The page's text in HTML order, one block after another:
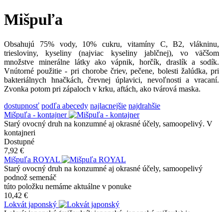
Mišpuľa
Obsahujú 75% vody, 10% cukru, vitamíny C, B2, vlákninu,
triesloviny, kyseliny (najviac kyseliny jablčnej), vo väčšom
množstve minerálne látky ako vápnik, horčík, draslík a sodík.
Vnútorné použitie - pri chorobe čriev, pečene, bolesti žalúdka, pri
bakteriálnych hnačkách, črevnej úplavici, nevoľnosti a vracaní.
Zvonka potom pri zápaloch v krku, aftách, ako tvárová maska.
dostupnosť podľa abecedy najlacnejšie najdrahšie
Mišpuľa - kontajner
Starý ovocný druh na konzumné aj okrasné účely, samoopelivý. V
kontajneri
Dostupné
7,92 €
Mišpuľa ROYAL
Starý ovocný druh na konzumné aj okrasné účely, samoopelivý
podnož semenáč
túto položku nemáme aktuálne v ponuke
10,42 €
Lokvát japonský